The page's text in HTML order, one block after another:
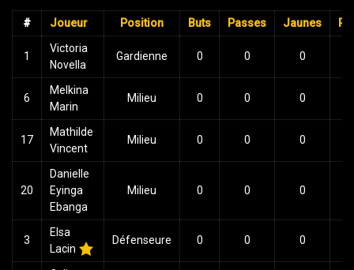
# Joueur Position Buts Passes Jaunes
1
Victoria
Novella
Gardienne 0 0 0
6
Melkina
Marin
Milieu 0 0 0
17
Mathilde
Vincent
Milieu 0 0 0
20
Danielle
Eyinga
Ebanga
Milieu 0 0 0
3
Elsa
Lacin
Défenseure 0 0 0